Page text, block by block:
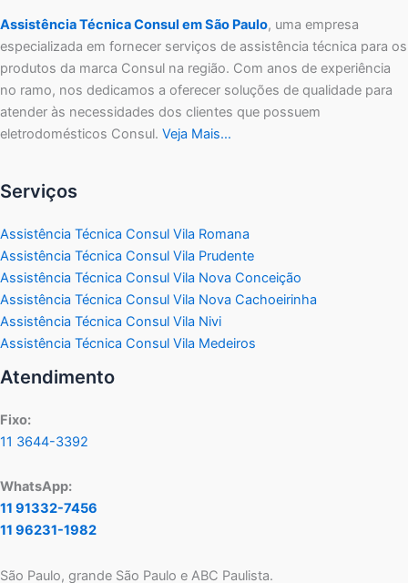
Assistência Técnica Consul em São Paulo, uma empresa
especializada em fornecer serviços de assistência técnica para os
produtos da marca Consul na região. Com anos de experiência
no ramo, nos dedicamos a oferecer soluções de qualidade para
atender às necessidades dos clientes que possuem
eletrodomésticos Consul. Veja Mais…
Serviços
Assistência Técnica Consul Vila Romana
Assistência Técnica Consul Vila Prudente
Assistência Técnica Consul Vila Nova Conceição
Assistência Técnica Consul Vila Nova Cachoeirinha
Assistência Técnica Consul Vila Nivi
Assistência Técnica Consul Vila Medeiros
Atendimento
Fixo:
11 3644-3392
WhatsApp:
11 91332-7456
11 96231-1982
São Paulo, grande São Paulo e ABC Paulista.